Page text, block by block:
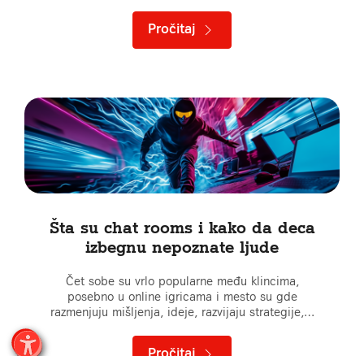
Pročitaj
Šta su chat rooms i kako da deca
izbegnu nepoznate ljude
Čet sobe su vrlo popularne među klincima,
posebno u online igricama i mesto su gde
razmenjuju mišljenja, ideje, razvijaju strategije,…